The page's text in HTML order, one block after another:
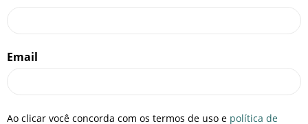
Email
Ao clicar você concorda com os termos de uso e política de